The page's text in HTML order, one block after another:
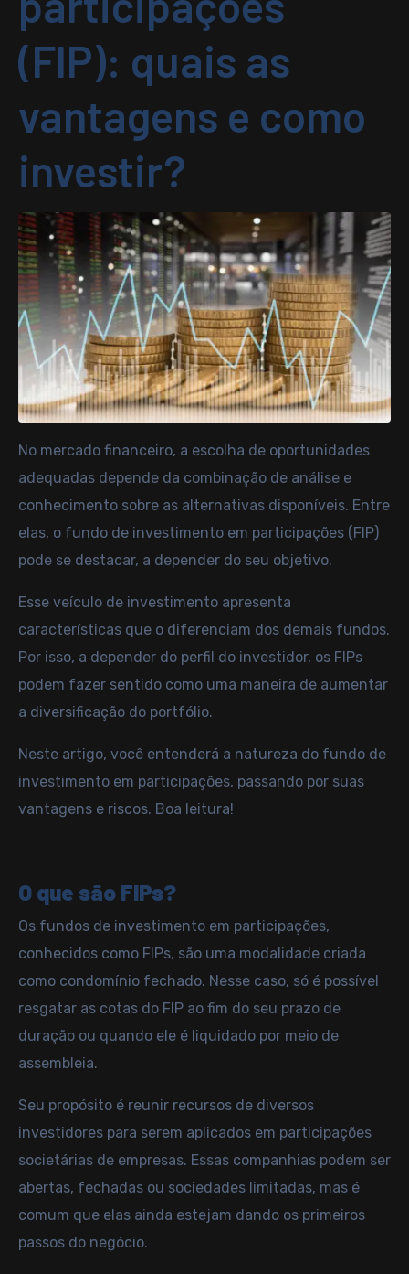
(FIP): quais as
vantagens e como
investir?
No mercado financeiro, a escolha de oportunidades
adequadas depende da combinação de análise e
conhecimento sobre as alternativas disponíveis. Entre
elas, o fundo de investimento em participações (FIP)
pode se destacar, a depender do seu objetivo.
Esse veículo de investimento apresenta
características que o diferenciam dos demais fundos.
Por isso, a depender do perfil do investidor, os FIPs
podem fazer sentido como uma maneira de aumentar
a diversificação do portfólio.
Neste artigo, você entenderá a natureza do fundo de
investimento em participações, passando por suas
vantagens e riscos. Boa leitura!
O que são FIPs?
Os fundos de investimento em participações,
conhecidos como FIPs, são uma modalidade criada
como condomínio fechado. Nesse caso, só é possível
resgatar as cotas do FIP ao fim do seu prazo de
duração ou quando ele é liquidado por meio de
assembleia.
Seu propósito é reunir recursos de diversos
investidores para serem aplicados em participações
societárias de empresas. Essas companhias podem ser
abertas, fechadas ou sociedades limitadas, mas é
comum que elas ainda estejam dando os primeiros
passos do negócio.